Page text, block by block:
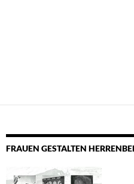
FRAUEN GESTALTEN